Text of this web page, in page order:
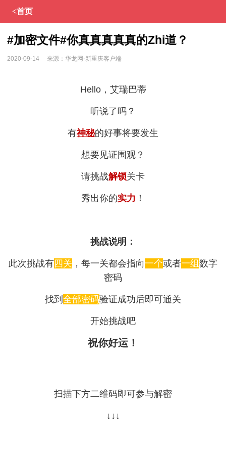
<首页
#加密文件#你真真真真真的Zhi道？
来源： 华龙网-新重庆客户端
2020-09-14
Hello，艾瑞巴蒂
听说了吗？
有神秘的好事将要发生
想要见证围观？
请挑战解锁关卡
秀出你的实力 ！
挑战说明：
此次挑战有四关 ，每一关都会指向一个或者一组 数字
密码
找到 全部密码验证成功后即可通关
开始挑战吧
祝你好运！
扫描下方二维码即可参与解密
↓↓↓